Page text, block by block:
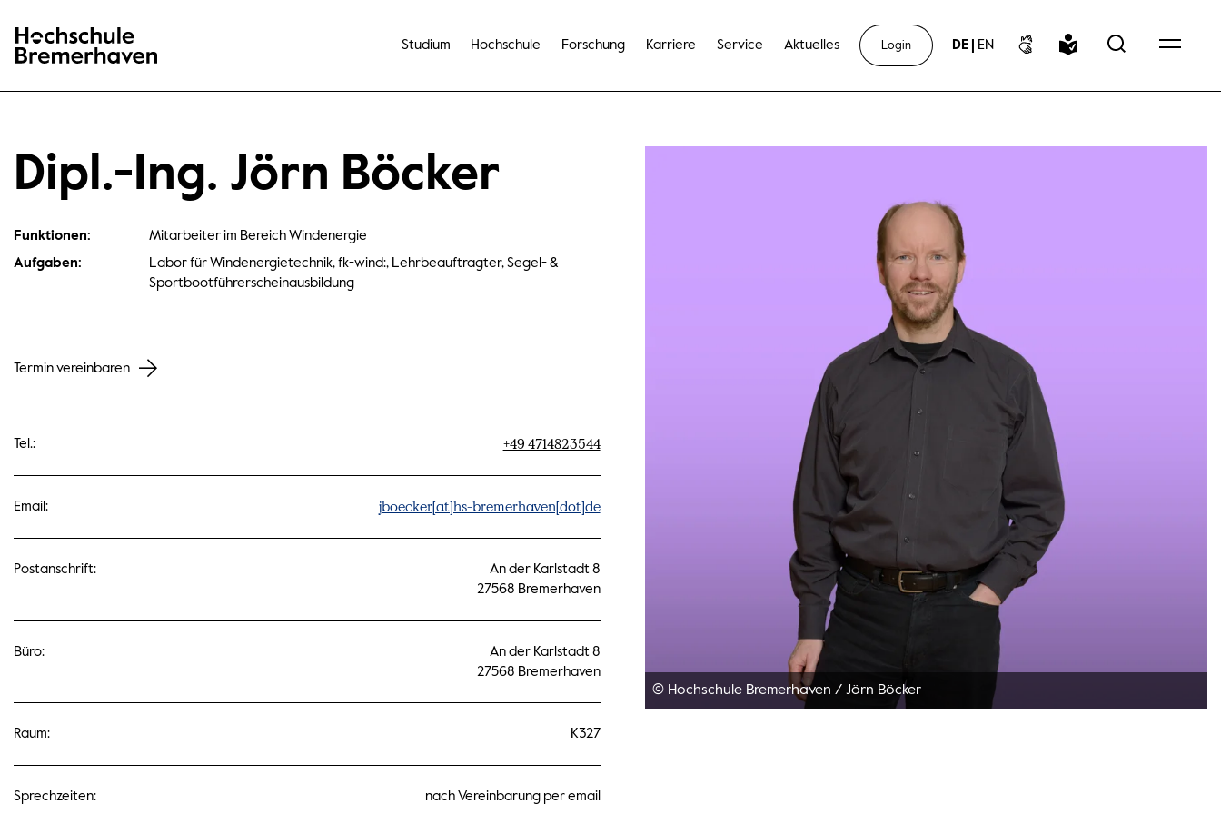
Hochschule Bremerhaven
Studium Hochschule Forschung Karriere Service Aktuelles Login DE EN
Dipl.-Ing. Jörn Böcker
Funktionen:
Mitarbeiter im Bereich Windenergie
Aufgaben:
Labor für Windenergietechnik, fk-wind:, Lehrbeauftragter, Segel- &
Sportbootführerscheinausbildung
Termin vereinbaren
Tel.: +49 4714823544
Email: jboecker[at]hs-bremerhaven[dot]de
Postanschrift:
An der Karlstadt 8
27568 Bremerhaven
Büro:
An der Karlstadt 8
27568 Bremerhaven
Raum: K327
Sprechzeiten: nach Vereinbarung per email
© Hochschule Bremerhaven /Jörn Böcker